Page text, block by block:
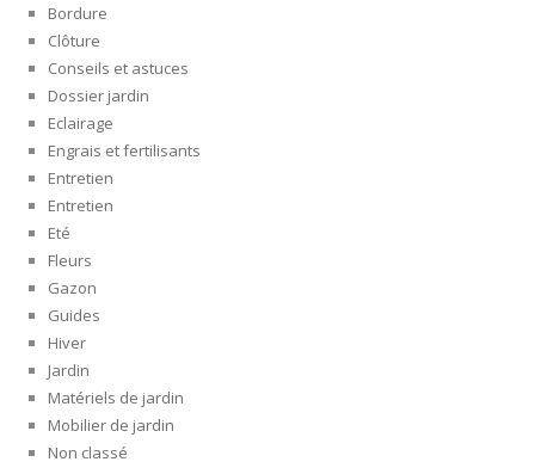
Bordure
Clôture
Conseils et astuces
Dossier jardin
Eclairage
Engrais et fertilisants
Entretien
Entretien
Eté
Fleurs
Gazon
Guides
Hiver
Jardin
Matériels de jardin
Mobilier de jardin
Non classé